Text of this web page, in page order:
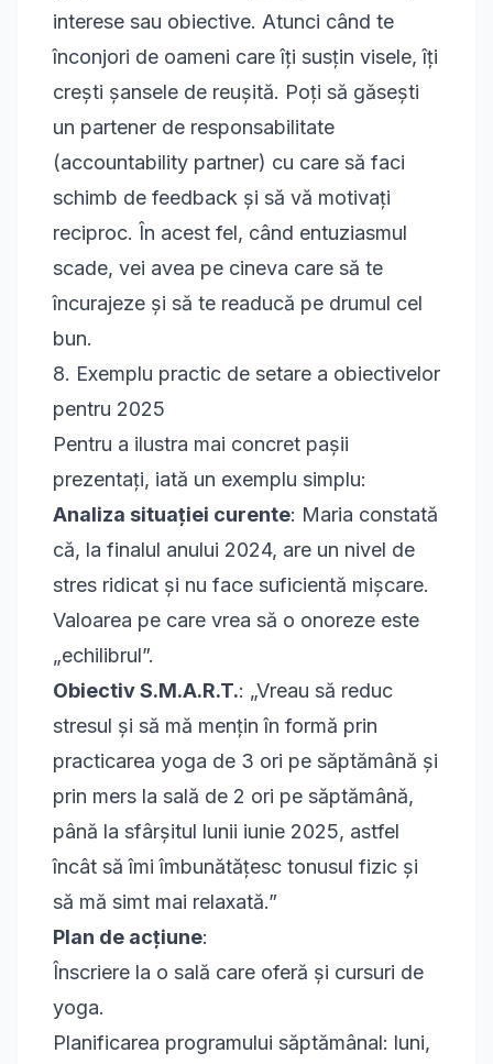
interese sau obiective. Atunci când te
înconjori de oameni care îți susțin visele, îți
crești șansele de reușită. Poți să găsești
un partener de responsabilitate
(accountability partner) cu care să faci
schimb de feedback și să vă motivați
reciproc. În acest fel, când entuziasmul
scade, vei avea pe cineva care să te
încurajeze și să te readucă pe drumul cel
bun.
8. Exemplu practic de setare a obiectivelor
pentru 2025
Pentru a ilustra mai concret pașii
prezentați, iată un exemplu simplu:
Analiza situației curente: Maria constată
că, la finalul anului 2024, are un nivel de
stres ridicat și nu face suficientă mișcare.
Valoarea pe care vrea să o onoreze este
„echilibrul”.
Obiectiv S.M.A.R.T.: „Vreau să reduc
stresul și să mă mențin în formă prin
practicarea yoga de 3 ori pe săptămână și
prin mers la sală de 2 ori pe săptămână,
până la sfârșitul lunii iunie 2025, astfel
încât să îmi îmbunătățesc tonusul fizic și
să mă simt mai relaxată.”
Plan de acțiune:
Înscriere la o sală care oferă și cursuri de
yoga.
Planificarea programului săptămânal: luni,